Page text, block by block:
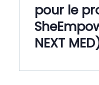
pour le
NEXT